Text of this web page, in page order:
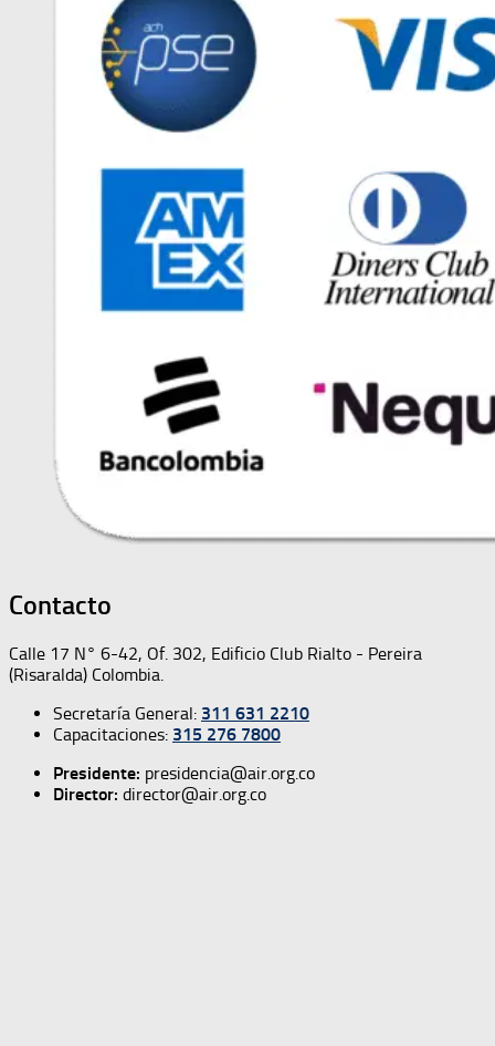
Contacto
Calle 17 N° 6-42, Of. 302, Edificio Club Rialto - Pereira
(Risaralda) Colombia.
Secretaría General: 311 631 2210
Capacitaciones: 315 276 7800
Presidente: presidencia@air.org.co
Director: director@air.org.co